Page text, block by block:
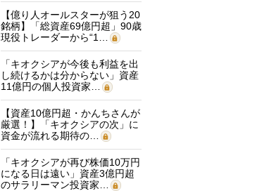
【億り人オールスターが狙う20
銘柄】「総資産69億円超」90歳
現役トレーダーから“1…
「キオクシアが今後も利益を出
し続けるかは分からない」資産
11億円の個人投資家…
【資産10億円超・かんちさんが
厳選！】「キオクシアの次」に
資金が流れる期待の…
「キオクシアが再び株価10万円
になる日は遠い」資産3億円超
のサラリーマン投資家…